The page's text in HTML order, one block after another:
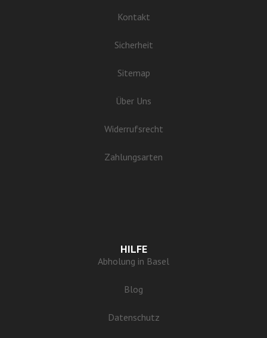
Kontakt
Sicherheit
Sitemap
Über Uns
Widerrufsrecht
Zahlungsarten
HILFE
Abholung in Basel
Blog
Datenschutz